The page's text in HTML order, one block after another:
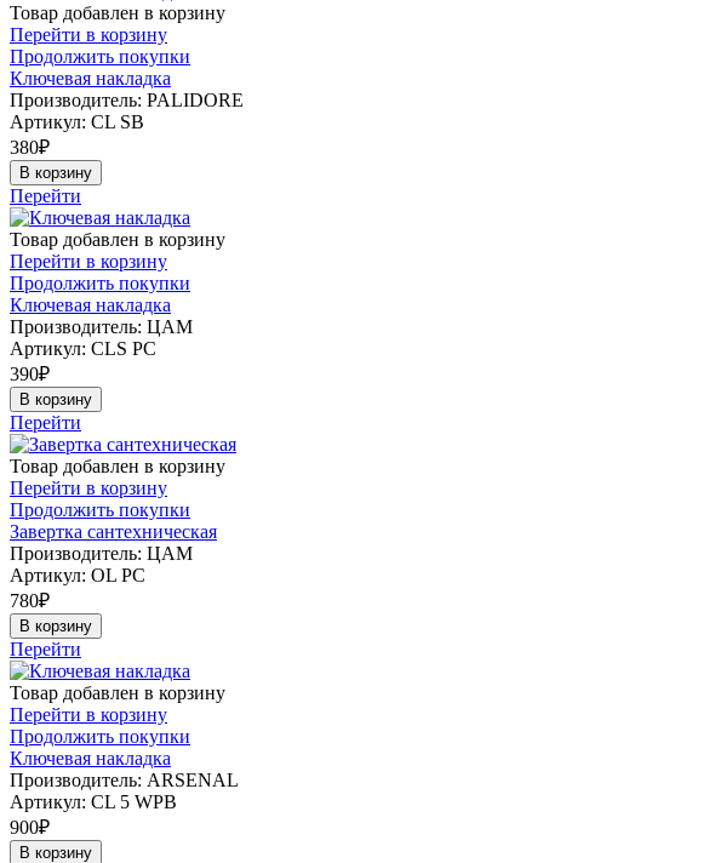
Товар добавлен в корзину
Перейти в корзину
Продолжить покупки
Ключевая накладка
Производитель: PALIDORE
Артикул: CL SB
380₽
В корзину
Перейти
Товар добавлен в корзину
Перейти в корзину
Продолжить покупки
Ключевая накладка
Производитель: ЦАМ
Артикул: CLS PC
390₽
В корзину
Перейти
Товар добавлен в корзину
Перейти в корзину
Продолжить покупки
Завертка сантехническая
Производитель: ЦАМ
Артикул: OL PC
780₽
В корзину
Перейти
Товар добавлен в корзину
Перейти в корзину
Продолжить покупки
Ключевая накладка
Производитель: ARSENAL
Артикул: CL 5 WPB
900₽
В корзину